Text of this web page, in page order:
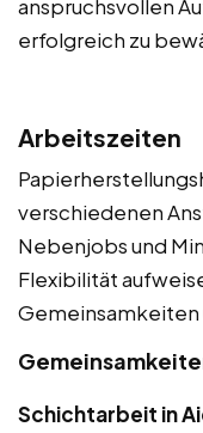
anspruchsvollen
erfolgreich zu
Arbeitszeiten
verschiedenen
Nebenjobs und
Flexibilität
Gemeinsamkeiten
Schichtarbeit in